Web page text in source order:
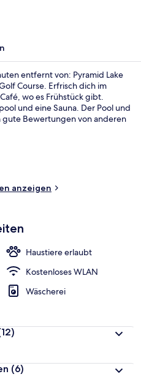
entfernt von: Pyramid Lake
Course. Erfrisch dich im
wo es Frühstück gibt.
und eine Sauna. Der Pool und
gute Bewertungen von anderen
anzeigen
Haustiere erlaubt
Kostenloses WLAN
Wäscherei
(6)